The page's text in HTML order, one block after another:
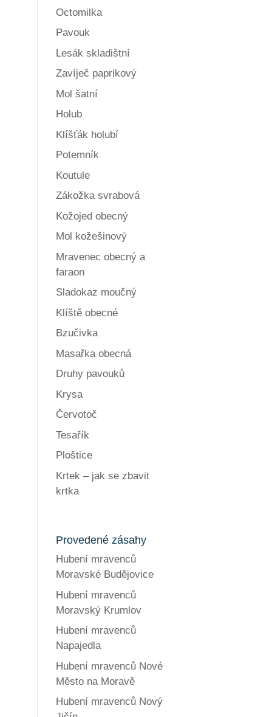
Octomilka
Pavouk
Lesák skladištní
Zavíječ paprikový
Mol šatní
Holub
Klíšťák holubí
Potemník
Koutule
Zákožka svrabová
Kožojed obecný
Mol kožešinový
Mravenec obecný a
faraon
Sladokaz moučný
Klíště obecné
Bzučivka
Masařka obecná
Druhy pavouků
Krysa
Červotoč
Tesařík
Ploštice
Krtek – jak se zbavit
krtka
Provedené zásahy
Hubení mravenců
Moravské Budějovice
Hubení mravenců
Moravský Krumlov
Hubení mravenců
Napajedla
Hubení mravenců Nové
Město na Moravě
Hubení mravenců Nový